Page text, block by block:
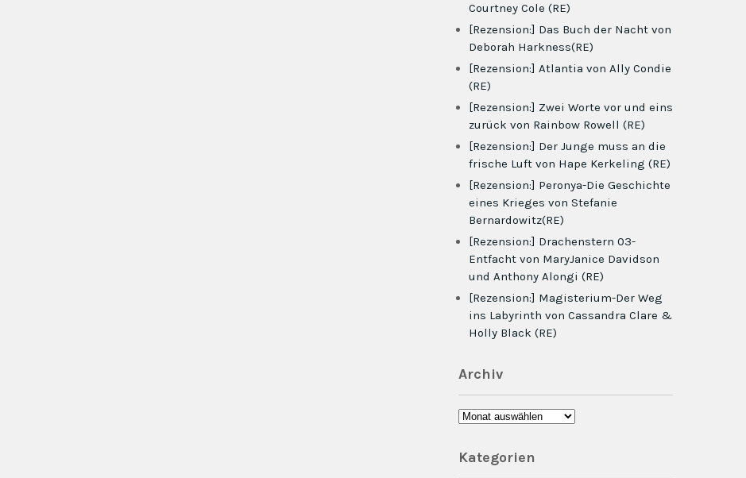
Courtney Cole (RE)
[Rezension:] Das Buch der Nacht von
Deborah Harkness(RE)
[Rezension:] Atlantia von Ally Condie
(RE)
[Rezension:] Zwei Worte vor und eins
zurück von Rainbow Rowell (RE)
[Rezension:] Der Junge muss an die
frische Luft von Hape Kerkeling (RE)
[Rezension:] Peronya-Die Geschichte
eines Krieges von Stefanie
Bernardowitz(RE)
[Rezension:] Drachenstern 03-
Entfacht von MaryJanice Davidson
und Anthony Alongi (RE)
[Rezension:] Magisterium-Der Weg
ins Labyrinth von Cassandra Clare &
Holly Black (RE)
Archiv
Archiv
Kategorien